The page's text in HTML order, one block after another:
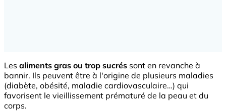
Les aliments gras ou trop sucrés sont en revanche à
bannir. Ils peuvent être à l'origine de plusieurs maladies
(diabète, obésité, maladie cardiovasculaire…) qui
favorisent le vieillissement prématuré de la peau et du
corps.